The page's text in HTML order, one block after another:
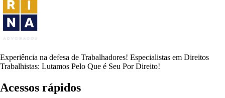
Experiência na defesa de Trabalhadores! Especialistas em Direitos
Trabalhistas: Lutamos Pelo Que é Seu Por Direito!
Acessos rápidos